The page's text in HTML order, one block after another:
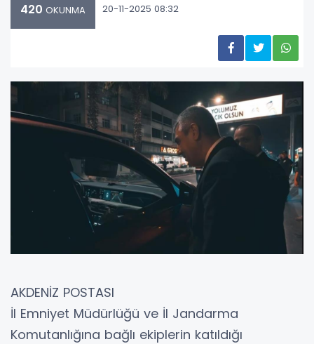
420 OKUNMA 20-11-2025 08:32
AKDENİZ POSTASI
İl Emniyet Müdürlüğü ve İl Jandarma
Komutanlığına bağlı ekiplerin katıldığı